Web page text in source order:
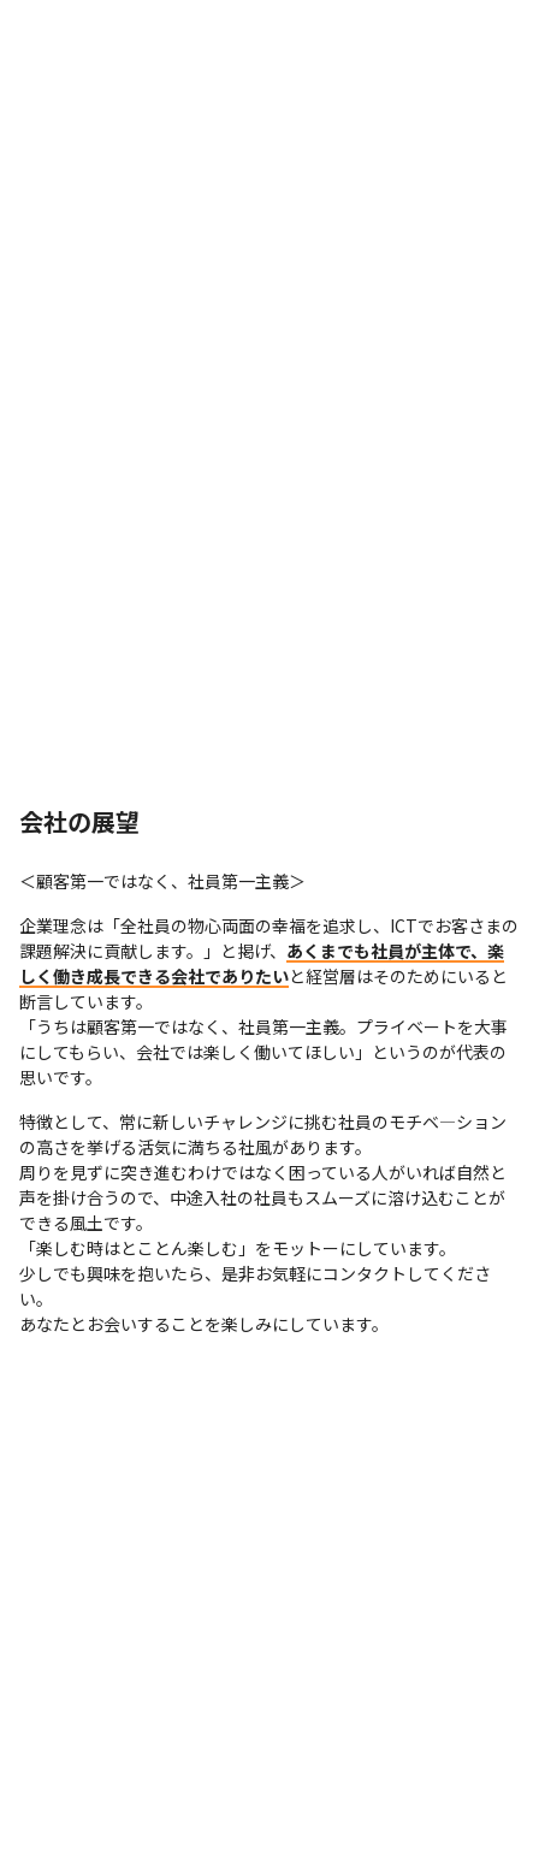
会社の展望
＜顧客第一ではなく、社員第一主義＞
企業理念は「全社員の物心両面の幸福を追求し、ICTでお客さまの
課題解決に貢献します。」と掲げ、 あくまでも社員が主体で、楽
しく働き成長できる会社でありたいと経営層はそのためにいると
断言しています。
「うちは顧客第一ではなく、社員第一主義。プライベートを大事
にしてもらい、会社では楽しく働いてほしい」というのが代表の
思いです。
特徴として、常に新しいチャレンジに挑む社員のモチベ―ション
の高さを挙げる活気に満ちる社風があります。
周りを見ずに突き進むわけではなく困っている人がいれば自然と
声を掛け合うので、中途入社の社員もスムーズに溶け込むことが
できる風土です。
「楽しむ時はとことん楽しむ」をモットーにしています。
少しでも興味を抱いたら、是非お気軽にコンタクトしてくださ
い。
あなたとお会いすることを楽しみにしています。